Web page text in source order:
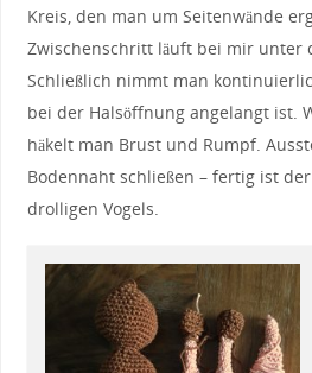
Kreis, den man um Seitenwände
Zwischenschritt läuft bei mir unter
Schließlich nimmt man
bei der Halsöffnung angelangt ist.
häkelt man Brust und Rumpf.
Bodennaht schließen – fertig ist
drolligen Vogels.